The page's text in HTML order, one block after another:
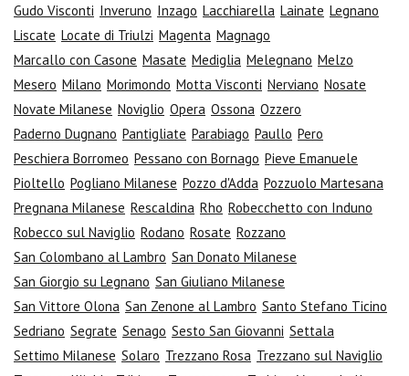
Gudo Visconti Inveruno Inzago Lacchiarella Lainate Legnano
Liscate Locate di Triulzi Magenta Magnago
Marcallo con Casone Masate Mediglia Melegnano Melzo
Mesero Milano Morimondo Motta Visconti Nerviano Nosate
Novate Milanese Noviglio Opera Ossona Ozzero
Paderno Dugnano Pantigliate Parabiago Paullo Pero
Peschiera Borromeo Pessano con Bornago Pieve Emanuele
Pioltello Pogliano Milanese Pozzo d'Adda Pozzuolo Martesana
Pregnana Milanese Rescaldina Rho Robecchetto con Induno
Robecco sul Naviglio Rodano Rosate Rozzano
San Colombano al Lambro San Donato Milanese
San Giorgio su Legnano San Giuliano Milanese
San Vittore Olona San Zenone al Lambro Santo Stefano Ticino
Sedriano Segrate Senago Sesto San Giovanni Settala
Settimo Milanese Solaro Trezzano Rosa Trezzano sul Naviglio